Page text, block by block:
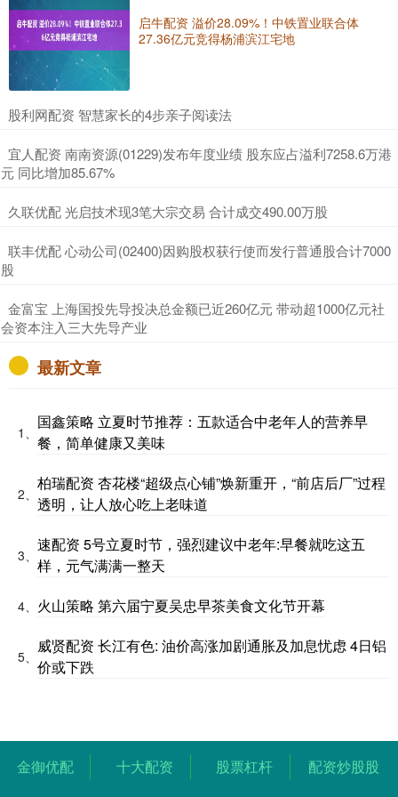
启牛配资 溢价28.09%！中铁置业联合体
27.36亿元竞得杨浦滨江宅地
​股利网配资 智慧家长的4步亲子阅读法
​宜人配资 南南资源(01229)发布年度业绩 股东应占溢利7258.6万港
元 同比增加85.67%
​久联优配 光启技术现3笔大宗交易 合计成交490.00万股
​联丰优配 心动公司(02400)因购股权获行使而发行普通股合计7000
股
​金富宝 上海国投先导投决总金额已近260亿元 带动超1000亿元社
会资本注入三大先导产业
最新文章
1、
国鑫策略 立夏时节推荐：五款适合中老年人的营养早
餐，简单健康又美味
2、
柏瑞配资 杏花楼“超级点心铺”焕新重开，“前店后厂”过程
透明，让人放心吃上老味道
3、
速配资 5号立夏时节，强烈建议中老年:早餐就吃这五
样，元气满满一整天
4、 火山策略 第六届宁夏吴忠早茶美食文化节开幕
5、
威贤配资 长江有色: 油价高涨加剧通胀及加息忧虑 4日铝
价或下跌
金御优配 十大配资 股票杠杆 配资炒股股